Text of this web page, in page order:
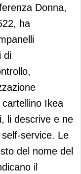
Donna,
ha
di
cartellino Ikea
li descrive e ne
self-service. Le
del nome del
il